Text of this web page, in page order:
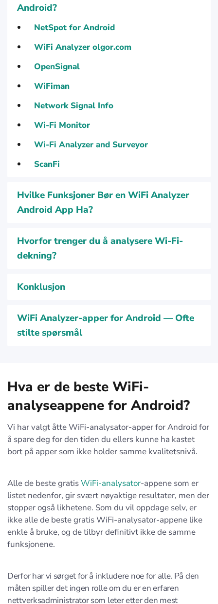
Android?
NetSpot for Android
WiFi Analyzer olgor.com
OpenSignal
WiFiman
Network Signal Info
Wi-Fi Monitor
Wi-Fi Analyzer and Surveyor
ScanFi
Hvilke Funksjoner Bør en WiFi Analyzer
Android App Ha?
Hvorfor trenger du å analysere Wi-Fi-
dekning?
Konklusjon
WiFi Analyzer-apper for Android — Ofte
stilte spørsmål
Hva er de beste WiFi-
analyseappene for Android?
Vi har valgt åtte WiFi-analysator-apper for Android for
å spare deg for den tiden du ellers kunne ha kastet
bort på apper som ikke holder samme kvalitetsnivå.
Alle de beste gratisWiFi-analysator-appene som er
listet nedenfor, gir svært nøyaktige resultater, men der
stopper også likhetene. Som du vil oppdage selv, er
ikke alle de beste gratis WiFi-analysator-appene like
enkle å bruke, og de tilbyr definitivt ikke de samme
funksjonene.
Derfor har vi sørget for å inkludere noe for alle. På den
måten spiller det ingen rolle om du er en erfaren
nettverksadministrator som leter etter den mest